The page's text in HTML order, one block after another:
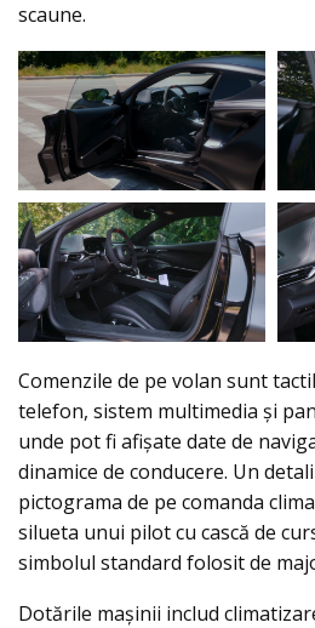
scaune.
Comenzile de pe volan sunt
telefon, sistem multimedia și
unde pot fi afișate date de
dinamice de conducere. Un
pictograma de pe comanda
silueta unui pilot cu cască de
simbolul standard folosit de
Dotările mașinii includ